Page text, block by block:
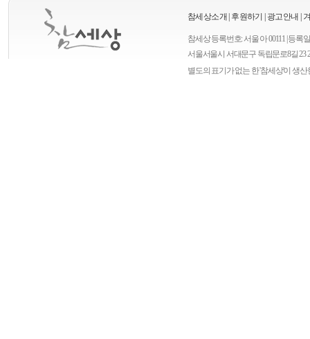
참세상소개 후원하기 광고안내
참세상 등록번호: 서울 아 00111 | 등록
서울서울시 서대문구 독립문로8길 23
별도의 표기가 없는 한 '참세상'이 생